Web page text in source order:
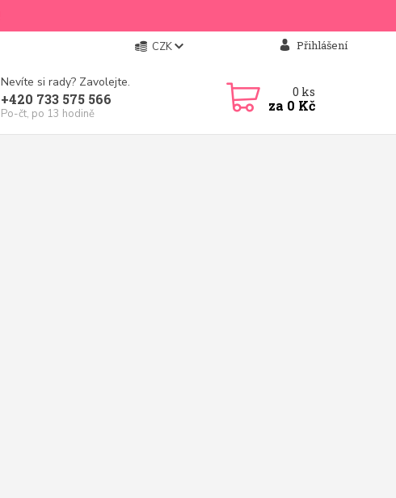
CZK Přihlášení
Nevíte si rady? Zavolejte.
+420 733 575 566
Po-čt, po 13 hodině
0 ks
za 0 Kč